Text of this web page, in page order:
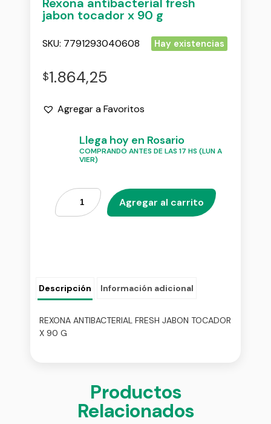
jabon tocador x 90 g
SKU: 7791293040608 Hay existencias
$1.864,25
Agregar a Favoritos
Llega hoy en Rosario
COMPRANDO ANTES DE LAS 17 HS (LUN A
VIER)
Agregar al carrito
Descripción Información adicional
REXONA ANTIBACTERIAL FRESH JABON TOCADOR
X 90 G
Productos
Relacionados